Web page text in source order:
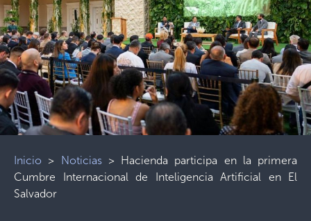
Inicio > Noticias> Hacienda participa en la primera
Cumbre Internacional de Inteligencia Artificial en El
Salvador